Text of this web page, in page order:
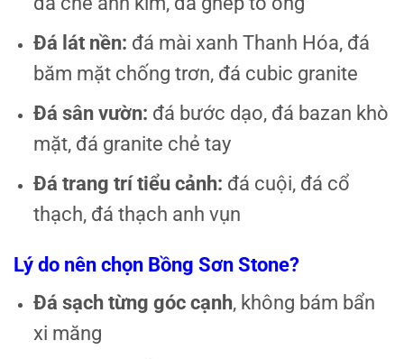
Đá lát nền: đá mài xanh Thanh Hóa, đá
băm mặt chống trơn, đá cubic granite
Đá sân vườn: đá bước dạo, đá bazan khò
mặt, đá granite chẻ tay
Đá trang trí tiểu cảnh: đá cuội, đá cổ
thạch, đá thạch anh vụn
Lý do nên chọn Bồng Sơn Stone?
Đá sạch từng góc cạnh, không bám bẩn
xi măng